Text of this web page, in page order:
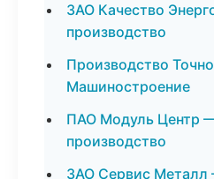
ЗАО Качество
производство
Производство
Машиностроение
ПАО Модуль Центр
производство
ЗАО Сервис